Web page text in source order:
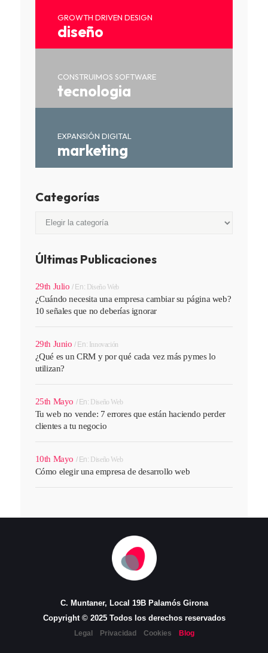
GROWTH DRIVEN DESIGN
diseño
CONSTRUIMOS SOFTWARE
tecnologia
EXPANSIÓN DIGITAL
marketing
Categorías
Categorías
Últimas Publicaciones
29th JulioEn: Diseño Web
¿Cuándo necesita una empresa cambiar su página web?
10 señales que no deberías ignorar
29th JunioEn: Innovación
¿Qué es un CRM y por qué cada vez más pymes lo
utilizan?
25th Mayo En: Diseño Web
Tu web no vende: 7 errores que están haciendo perder
clientes a tu negocio
10th Mayo En: Diseño Web
Cómo elegir una empresa de desarrollo web
C. Muntaner, Local 19B Palamós Girona
Copyright © 2025 Todos los derechos reservados
Legal Privacidad Cookies Blog